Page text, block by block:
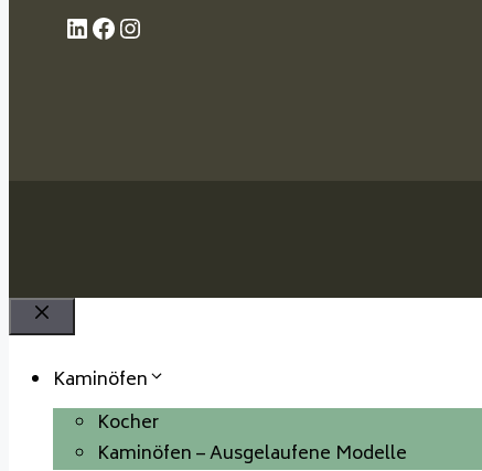
LinkedIn
Facebook
Instagram
Kaminöfen
Kocher
Kaminöfen – Ausgelaufene Modelle